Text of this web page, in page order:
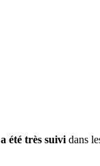
a été très suivi dans